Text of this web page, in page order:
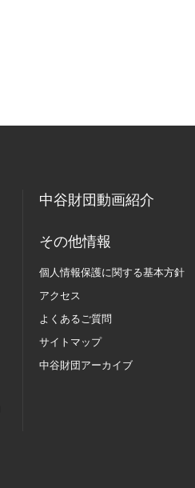
中谷財団動画紹介
その他情報
個人情報保護に関する基本方針
アクセス
よくあるご質問
サイトマップ
中谷財団アーカイブ